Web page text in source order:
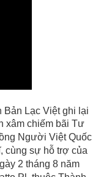
Bản Lạc Việt ghi lại
xâm chiếm bãi Tư
Người Việt Quốc
cùng sự hỗ trợ của
2 tháng 8 năm